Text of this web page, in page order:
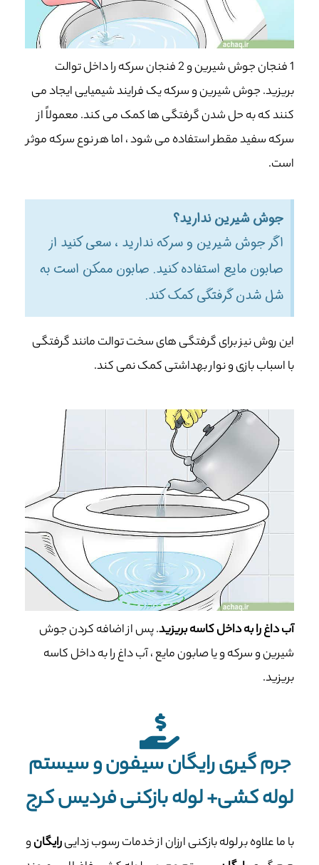
1 فنجان جوش شیرین و 2 فنجان سرکه را داخل توالت
بریزید. جوش شیرین و سرکه یک فرایند شیمیایی ایجاد می
کنند که به حل شدن گرفتگی ها کمک می کند. معمولاً از
سرکه سفید مقطر استفاده می شود ، اما هر نوع سرکه موثر
است.
جوش شیرین ندارید؟
اگر جوش شیرین و سرکه ندارید ، سعی کنید از
صابون مایع استفاده کنید. صابون ممکن است به
شل شدن گرفتگی کمک کند.
این روش نیز برای گرفتگی های سخت توالت مانند گرفتگی
با اسباب بازی و نوار بهداشتی کمک نمی کند.
آب داغ را به داخل کاسه بریزید. پس از اضافه کردن جوش
شیرین و سرکه و یا صابون مایع ، آب داغ را به داخل کاسه
بریزید.
جرم گیری رایگان سیفون و سیستم
لوله کشی+ لوله بازکنی فردیس کرج
با ما علاوه بر لوله بازکنی ارزان از خدمات رسوب زداییرایگانو